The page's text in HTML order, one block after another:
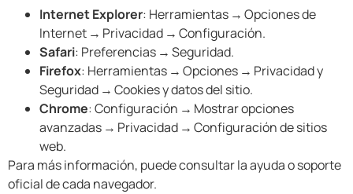
Internet Explorer: Herramientas → Opciones de
Internet → Privacidad → Configuración.
Safari: Preferencias → Seguridad.
Firefox: Herramientas → Opciones → Privacidad y
Seguridad → Cookies y datos del sitio.
Chrome: Configuración → Mostrar opciones
avanzadas → Privacidad → Configuración de sitios
web.
Para más información, puede consultar la ayuda o soporte
oficial de cada navegador.